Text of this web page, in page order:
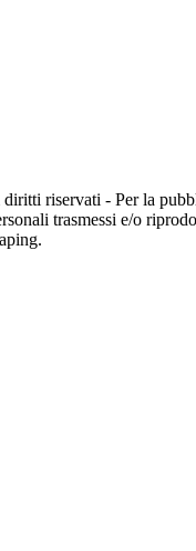
riservati - Per la
trasmessi e/o